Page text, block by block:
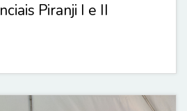
Piranji I e II